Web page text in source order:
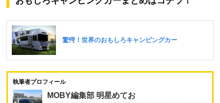
執筆者プロフィール
MOBY編集部 明星めてお